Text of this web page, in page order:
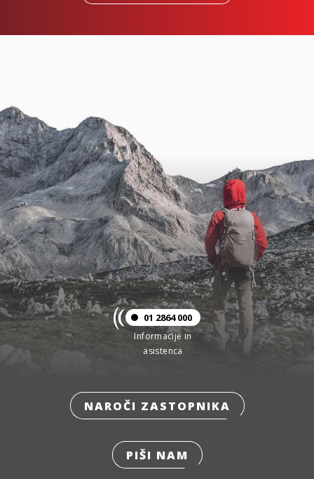
01 2864 000
Informacije in
asistenca
NAROČI ZASTOPNIKA
PIŠI NAM